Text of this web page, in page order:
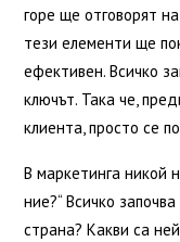
горе ще отговорят
тези елементи ще
ефективен. Всичко
ключът. Така че,
клиента, просто се
В маркетинга никой
ние?“ Всичко
страна? Какви са